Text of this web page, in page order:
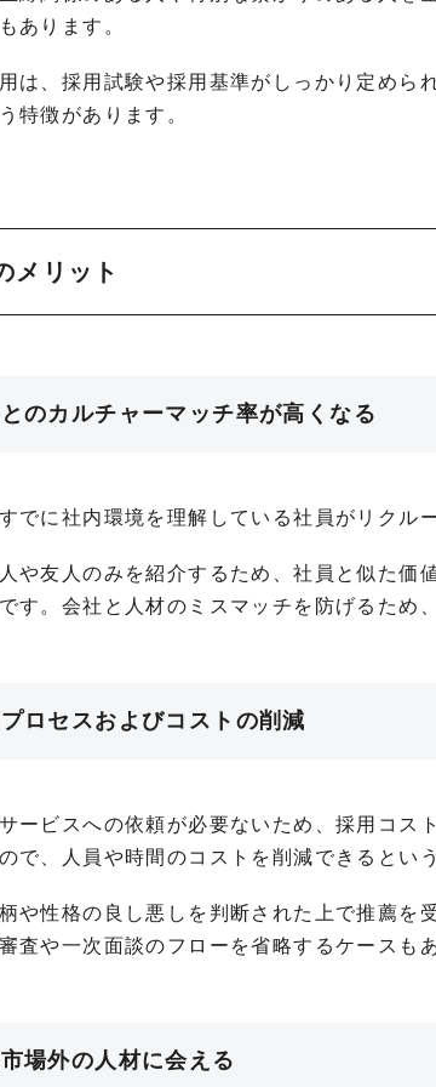
あります。
は、採用試験や採用基準がしっかり定めら
特徴があります。
メリット
のカルチャーマッチ率が高くなる
でに社内環境を理解している社員がリクル
や友人のみを紹介するため、社員と似た価
す。会社と人材のミスマッチを防げるため
ロセスおよびコストの削減
ービスへの依頼が必要ないため、採用コス
で、人員や時間のコストを削減できるとい
や性格の良し悪しを判断された上で推薦を
査や一次面談のフローを省略するケースも
場外の人材に会える